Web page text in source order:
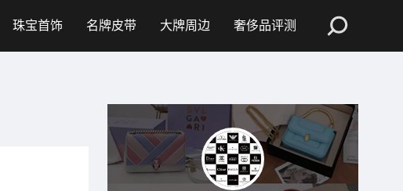
珠宝首饰 名牌皮带 大牌周边 奢侈品评测